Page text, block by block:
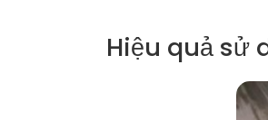
Hiệu quả sử